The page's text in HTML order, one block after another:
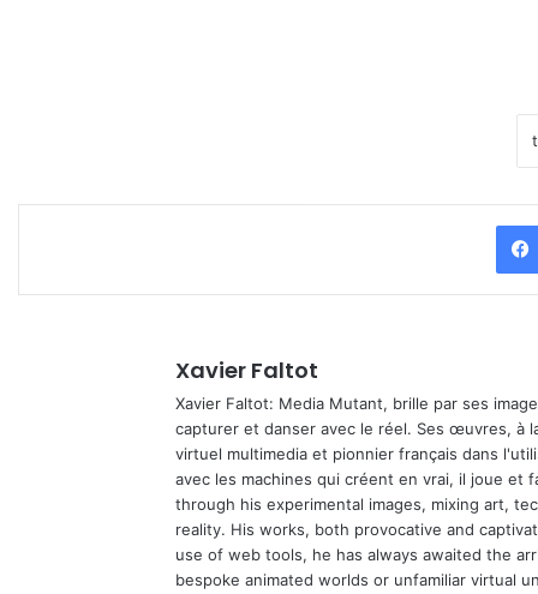
Xavier Faltot
Xavier Faltot: Media Mutant, brille par ses
capturer et danser avec le réel. Ses œuvres, à
virtuel multimedia et pionnier français dans
avec les machines qui créent en vrai, il joue et
through his experimental images, mixing art,
reality. His works, both provocative and
use of web tools, he has always awaited the
bespoke animated worlds or unfamiliar virtual